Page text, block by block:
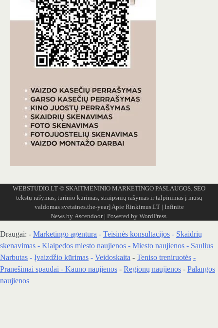
WEBSTUDIO.LT © SKAITMENINIO MARKETINGO PASLAUGOS. SEO
tekstų rašymas, turinio kūrimas, straipsnių rašymas ir talpinimas į mūsų
valdomas svetaines.the-year]Apie Rinkimus.LT| Infinite
News by Ascendoor| Powered by WordPress.
Draugai: - Marketingo agentūra - Teisinės konsultacijos - Skaidrių
skenavimas - Klaipedos miesto naujienos - Miesto naujienos - Saulius
Narbutas - Įvaizdžio kūrimas - Veidoskaita - Teniso treniruotės -
Pranešimai spaudai - Kauno naujienos - Regionų naujienos - Palangos
naujienos